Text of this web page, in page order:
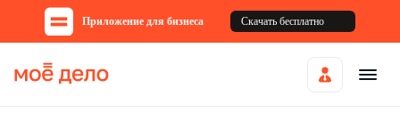
Приложение для бизнеса Скачать бесплатно